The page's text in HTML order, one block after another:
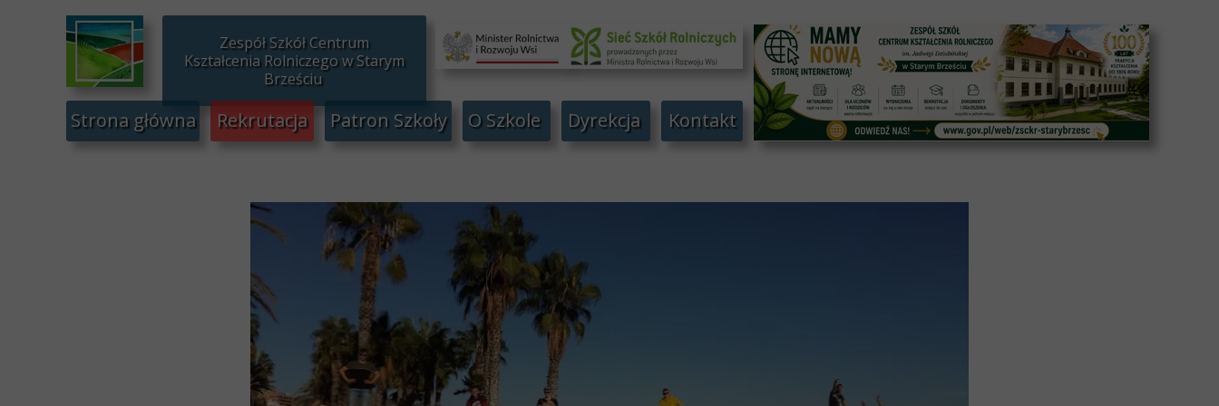
Rekrutacja Dyrekcja
Strona główna Kontakt
O Szkole
Patron Szkoły
Zespół Szkół Centrum
Kształcenia Rolniczego w Starym
Brześciu